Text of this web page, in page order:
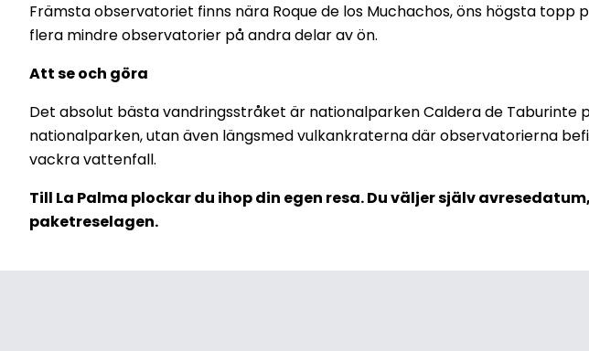
Främsta observatoriet finns nära Roque de los Muchachos, öns högsta
flera mindre observatorier på andra delar av ön.
Att se och göra
Det absolut bästa vandringsstråket är nationalparken Caldera de Taburinte
nationalparken, utan även längsmed vulkankraterna där observatorierna
vackra vattenfall.
Till La Palma plockar du ihop din egen resa. Du väljer själv
paketreselagen.